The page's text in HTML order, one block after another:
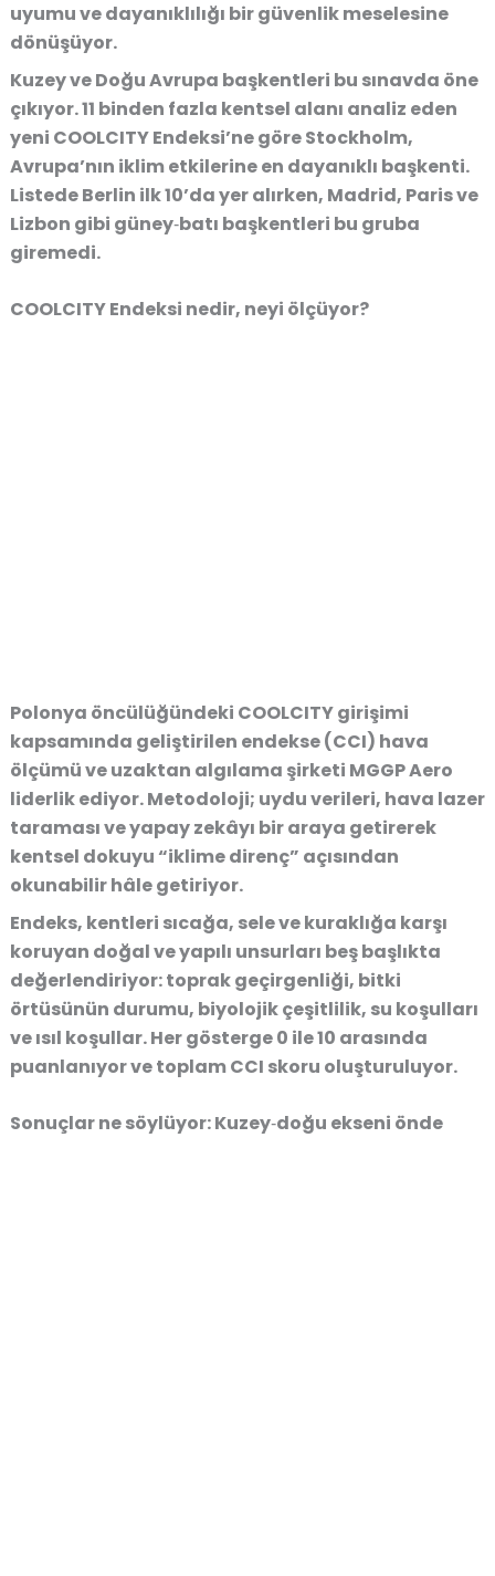
uyumu ve dayanıklılığı bir güvenlik meselesine
dönüşüyor.
Kuzey ve Doğu Avrupa başkentleri bu sınavda öne
çıkıyor. 11 binden fazla kentsel alanı analiz eden
yeni COOLCITY Endeksi’ne göre Stockholm,
Avrupa’nın iklim etkilerine en dayanıklı başkenti.
Listede Berlin ilk 10’da yer alırken, Madrid, Paris ve
Lizbon gibi güney‑batı başkentleri bu gruba
giremedi.
COOLCITY Endeksi nedir, neyi ölçüyor?
Polonya öncülüğündeki COOLCITY girişimi
kapsamında geliştirilen endekse (CCI) hava
ölçümü ve uzaktan algılama şirketi MGGP Aero
liderlik ediyor. Metodoloji; uydu verileri, hava lazer
taraması ve yapay zekâyı bir araya getirerek
kentsel dokuyu “iklime direnç” açısından
okunabilir hâle getiriyor.
Endeks, kentleri sıcağa, sele ve kuraklığa karşı
koruyan doğal ve yapılı unsurları beş başlıkta
değerlendiriyor: toprak geçirgenliği, bitki
örtüsünün durumu, biyolojik çeşitlilik, su koşulları
ve ısıl koşullar. Her gösterge 0 ile 10 arasında
puanlanıyor ve toplam CCI skoru oluşturuluyor.
Sonuçlar ne söylüyor: Kuzey‑doğu ekseni önde